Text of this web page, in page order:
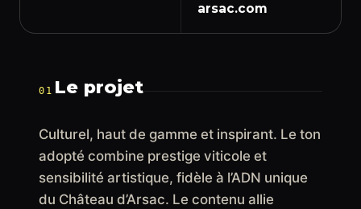
arsac.com
01 Le projet
Culturel, haut de gamme et inspirant. Le ton
adopté combine prestige viticole et
sensibilité artistique, fidèle à l’ADN unique
du Château d’Arsac. Le contenu allie